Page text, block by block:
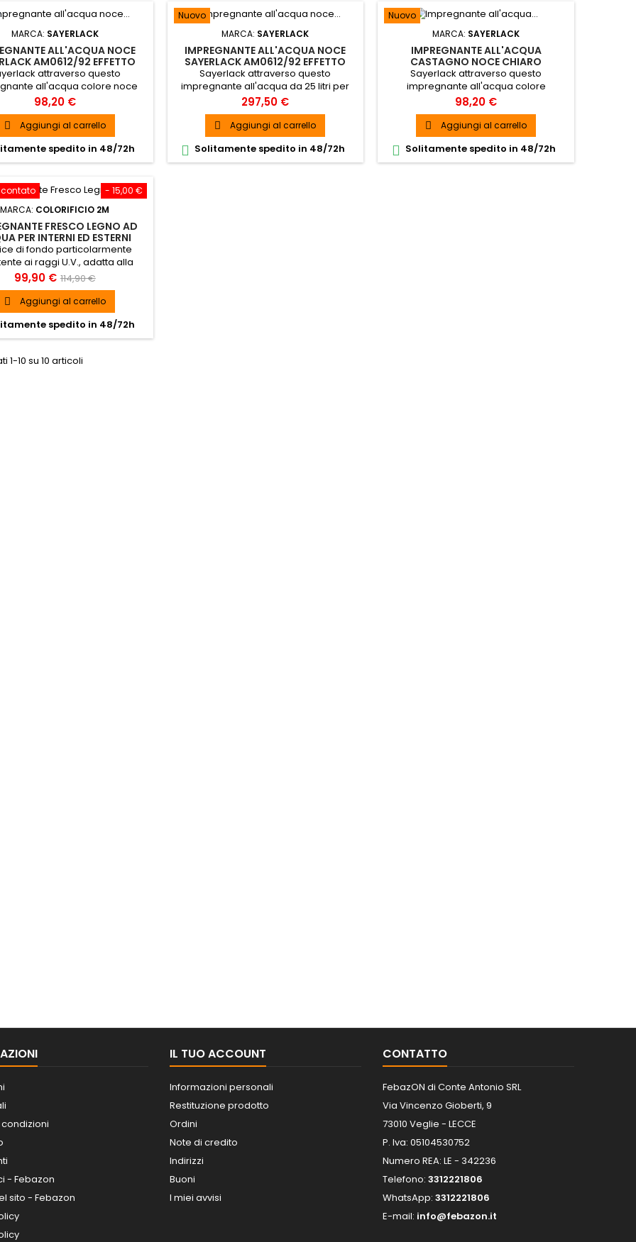
MARCA: SAYERLACK
ALL'ACQUA NOCE
AM0612/92 EFFETTO
6 LT PER LEGNO INTERNO ED
ESTERNO
attraverso questo
all'acqua colore noce
litri per legno esterno offre la
ai fenomeni di ingiallimento o
delle finiture
laccate all’acqua.
Prezzo
98,20 €
 Aggiungi al carrello
spedito in 48/72h
Nuovo
MARCA: SAYERLACK
IMPREGNANTE ALL'ACQUA NOCE
SAYERLACK AM0612/92 EFFETTO
CERA DA 25 LT PER LEGNO INTERNO
ED ESTERNO
Sayerlack attraverso questo
impregnante all'acqua da 25 litri per
legno esterno offre la soluzione ai
fenomeni di Ingiallimento o
arrossamento delle finiture
bianche/laccate all’acqua.
Prezzo
297,50 €
 Aggiungi al carrello
 Solitamente spedito in 48/72h
Nuovo
MARCA: SAYERLACK
IMPREGNANTE ALL'ACQUA
CASTAGNO NOCE CHIARO
SAYERLACK AM0612/51 EFFETTO
CERA DA 6 LT PER LEGNO INTERNO ED
ESTERNO
Sayerlack attraverso questo
impregnante all'acqua colore
castagno noce chiaro da 6 litri per
legno esterno offre la soluzione ai
fenomeni di ingiallimento o
arrossamento delle finiture
bianche/laccate all’acqua.
Prezzo
98,20 €
 Aggiungi al carrello
 Solitamente spedito in 48/72h
- 15,00 €
MARCA: COLORIFICIO 2M
FRESCO LEGNO AD
PER INTERNI ED ESTERNI
di fondo particolarmente
ai raggi U.V., adatta alla
di tutti i tipi di manufatti
esposti all’esterno. SPEDIZIONE
GRATUITA
Prezzo
99,90 € Prezzo
base
114,90 €
 Aggiungi al carrello
spedito in 48/72h
1-10 su 10 articoli
- Febazon
sito - Febazon
IL TUO ACCOUNT
Informazioni personali
Restituzione prodotto
Ordini
Note di credito
Indirizzi
Buoni
I miei avvisi
CONTATTO
FebazON di Conte Antonio SRL
Via Vincenzo Gioberti, 9
73010 Veglie - LECCE
P. Iva: 05104530752
Numero REA: LE - 342236
Telefono: 3312221806
WhatsApp: 3312221806
E-mail: info@febazon.it